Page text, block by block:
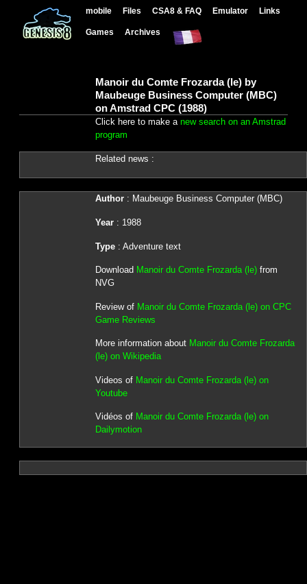
mobile Files CSA8 & FAQ Emulator Links
Games Archives
Manoir du Comte Frozarda (le) by
Maubeuge Business Computer (MBC)
on Amstrad CPC (1988)
Click here to make a new search on an Amstrad
program
Related news :
Author: Maubeuge Business Computer (MBC)
Year: 1988
Type: Adventure text
Download Manoir du Comte Frozarda (le)from
NVG
Review of Manoir du Comte Frozarda (le) on CPC
Game Reviews
More information about Manoir du Comte Frozarda
(le) on Wikipedia
Videos of Manoir du Comte Frozarda (le) on
Youtube
Vidéos of Manoir du Comte Frozarda (le) on
Dailymotion